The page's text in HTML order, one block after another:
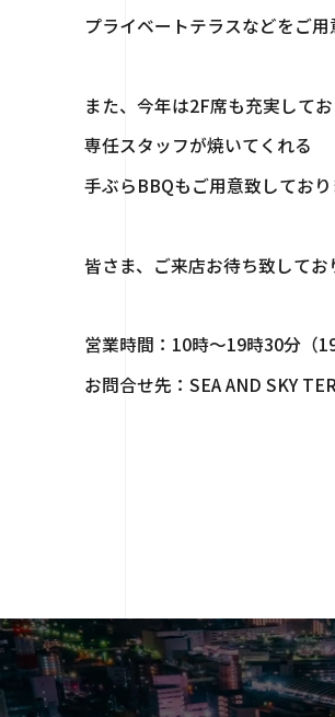
プライベートテラスなどをご用
また、今年は2F席も充実してお
専任スタッフが焼いてくれる
手ぶらBBQもご用意致しており
皆さま、ご来店お待ち致してお
営業時間：10時～19時30分（
お問合せ先：SEA AND SKY